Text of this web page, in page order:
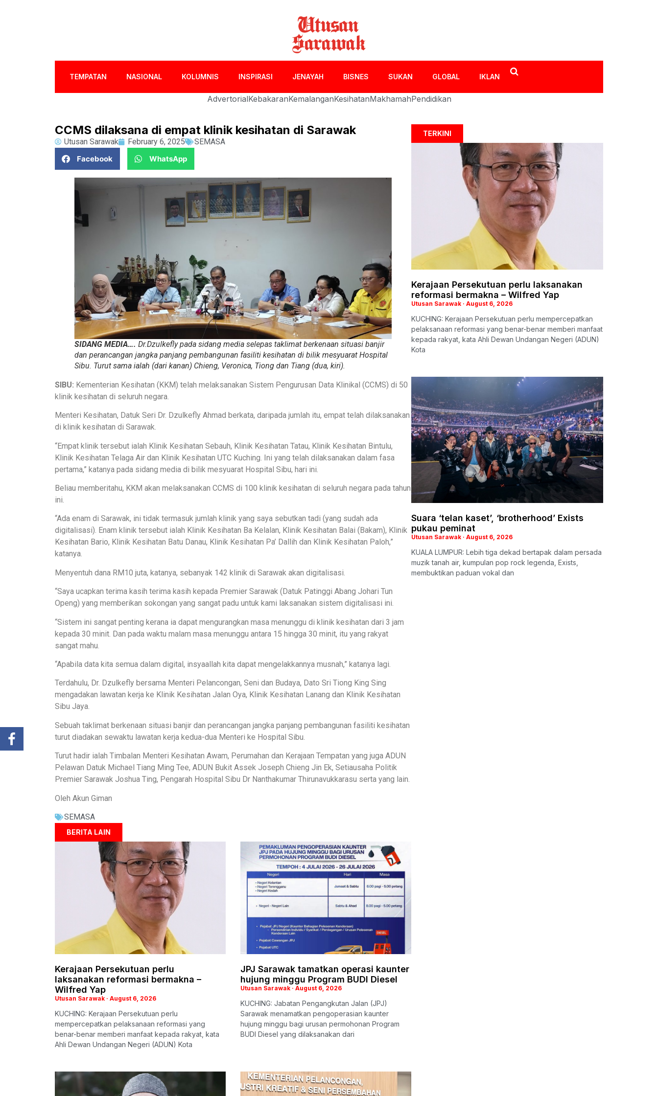
TEMPATAN NASIONAL KOLUMNIS INSPIRASI JENAYAH BISNES SUKAN GLOBAL IKLAN
AdvertorialKebakaranKemalanganKesihatanMakhamahPendidikan
CCMS dilaksana di empat klinik kesihatan di Sarawak
Utusan Sarawak February 6, 2025
SEMASA
Facebook
WhatsApp
SIDANG MEDIA…. Dr.Dzulkefly pada sidang media selepas taklimat berkenaan situasi banjir
dan perancangan jangka panjang pembangunan fasiliti kesihatan di bilik mesyuarat Hospital
Sibu. Turut sama ialah (dari kanan) Chieng, Veronica, Tiong dan Tiang (dua, kiri).
SIBU: Kementerian Kesihatan (KKM) telah melaksanakan Sistem Pengurusan Data Klinikal (CCMS) di 50
klinik kesihatan di seluruh negara.
Menteri Kesihatan, Datuk Seri Dr. Dzulkefly Ahmad berkata, daripada jumlah itu, empat telah dilaksanakan
di klinik kesihatan di Sarawak.
“Empat klinik tersebut ialah Klinik Kesihatan Sebauh, Klinik Kesihatan Tatau, Klinik Kesihatan Bintulu,
Klinik Kesihatan Telaga Air dan Klinik Kesihatan UTC Kuching. Ini yang telah dilaksanakan dalam fasa
pertama,” katanya pada sidang media di bilik mesyuarat Hospital Sibu, hari ini.
Beliau memberitahu, KKM akan melaksanakan CCMS di 100 klinik kesihatan di seluruh negara pada tahun
ini.
“Ada enam di Sarawak, ini tidak termasuk jumlah klinik yang saya sebutkan tadi (yang sudah ada
digitalisasi). Enam klinik tersebut ialah Klinik Kesihatan Ba Kelalan, Klinik Kesihatan Balai (Bakam), Klinik
Kesihatan Bario, Klinik Kesihatan Batu Danau, Klinik Kesihatan Pa’ Dallih dan Klinik Kesihatan Paloh,”
katanya.
Menyentuh dana RM10 juta, katanya, sebanyak 142 klinik di Sarawak akan digitalisasi.
“Saya ucapkan terima kasih terima kasih kepada Premier Sarawak (Datuk Patinggi Abang Johari Tun
Openg) yang memberikan sokongan yang sangat padu untuk kami laksanakan sistem digitalisasi ini.
“Sistem ini sangat penting kerana ia dapat mengurangkan masa menunggu di klinik kesihatan dari 3 jam
kepada 30 minit. Dan pada waktu malam masa menunggu antara 15 hingga 30 minit, itu yang rakyat
sangat mahu.
“Apabila data kita semua dalam digital, insyaallah kita dapat mengelakkannya musnah,” katanya lagi.
Terdahulu, Dr. Dzulkefly bersama Menteri Pelancongan, Seni dan Budaya, Dato Sri Tiong King Sing
mengadakan lawatan kerja ke Klinik Kesihatan Jalan Oya, Klinik Kesihatan Lanang dan Klinik Kesihatan
Sibu Jaya.
Sebuah taklimat berkenaan situasi banjir dan perancangan jangka panjang pembangunan fasiliti kesihatan
turut diadakan sewaktu lawatan kerja kedua-dua Menteri ke Hospital Sibu.
Turut hadir ialah Timbalan Menteri Kesihatan Awam, Perumahan dan Kerajaan Tempatan yang juga ADUN
Pelawan Datuk Michael Tiang Ming Tee, ADUN Bukit Assek Joseph Chieng Jin Ek, Setiausaha Politik
Premier Sarawak Joshua Ting, Pengarah Hospital Sibu Dr Nanthakumar Thirunavukkarasu serta yang lain.
Oleh Akun Giman
SEMASA
BERITA LAIN
Kerajaan Persekutuan perlu
laksanakan reformasi bermakna –
Wilfred Yap
Utusan Sarawak August 6, 2026
KUCHING: Kerajaan Persekutuan perlu
mempercepatkan pelaksanaan reformasi yang
benar-benar memberi manfaat kepada rakyat, kata
Ahli Dewan Undangan Negeri (ADUN) Kota
JPJ Sarawak tamatkan operasi kaunter
hujung minggu Program BUDI Diesel
Utusan Sarawak August 6, 2026
KUCHING: Jabatan Pengangkutan Jalan (JPJ)
Sarawak menamatkan pengoperasian kaunter
hujung minggu bagi urusan permohonan Program
BUDI Diesel yang dilaksanakan dari
TERKINI
Kerajaan Persekutuan perlu laksanakan
reformasi bermakna – Wilfred Yap
Utusan Sarawak August 6, 2026
KUCHING: Kerajaan Persekutuan perlu mempercepatkan
pelaksanaan reformasi yang benar-benar memberi manfaat
kepada rakyat, kata Ahli Dewan Undangan Negeri (ADUN)
Kota
Suara ‘telan kaset’, ‘brotherhood’ Exists
pukau peminat
Utusan Sarawak August 6, 2026
KUALA LUMPUR: Lebih tiga dekad bertapak dalam persada
muzik tanah air, kumpulan pop rock legenda, Exists,
membuktikan paduan vokal dan